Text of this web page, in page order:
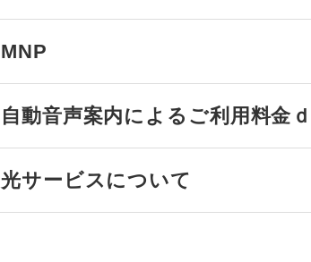
MNP
自動音声案内によるご利用料金
光サービスについて